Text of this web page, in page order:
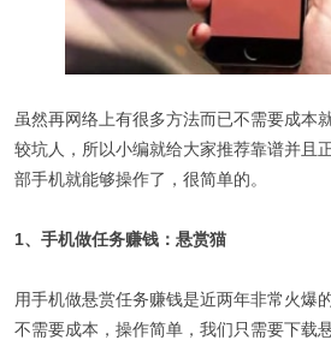
虽然再网络上有很多方法而已不需要成本
较坑人，所以小编就给大家推荐靠谱并且
部手机就能够操作了，很简单的。
1、手机做任务赚钱：悬赏猫
用手机做悬赏任务赚钱是近两年非常火爆
不需要成本，操作简单，我们只需要下载